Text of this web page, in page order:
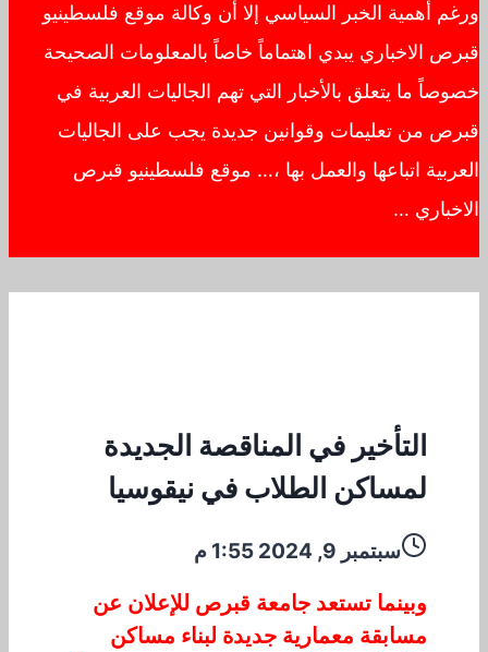
ورغم أهمية الخبر السياسي إلا أن وكالة موقع فلسطينيو
قبرص الاخباري يبدي اهتماماً خاصاً بالمعلومات الصحيحة
خصوصاً ما يتعلق بالأخبار التي تهم الجاليات العربية في
قبرص من تعليمات وقوانين جديدة يجب على الجاليات
العربية اتباعها والعمل بها ،… موقع فلسطينيو قبرص
الاخباري …
التأخير في المناقصة الجديدة
لمساكن الطلاب في نيقوسيا
سبتمبر 9, 2024 1:55 م
وبينما تستعد جامعة قبرص للإعلان عن
مسابقة معمارية جديدة لبناء مساكن